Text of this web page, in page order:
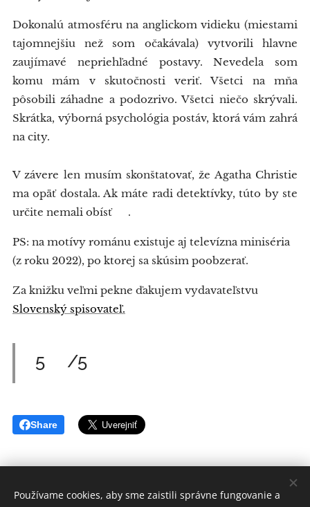
Dokonalú atmosféru na anglickom vidieku (miestami
tajomnejšiu než som očakávala) vytvorili hlavne
zaujímavé nepriehľadné postavy. Nevedela som
komu mám v skutočnosti veriť. Všetci na mňa
pôsobili záhadne a podozrivo. Všetci niečo skrývali.
Skrátka, výborná psychológia postáv, ktorá vám zahrá
na city.
V závere len musím skonštatovať, že Agatha Christie
ma opäť dostala. Ak máte radi detektívky, túto by ste
určite nemali obísť 😉.
PS: na motívy románu existuje aj televízna miniséria
(z roku 2022), po ktorej sa skúsim poobzerať.
Za knižku veľmi pekne ďakujem vydavateľstvu
Slovenský spisovateľ.
5⭐/5⭐
Share
Používame cookies, aby sme zaistili správne fungovanie a